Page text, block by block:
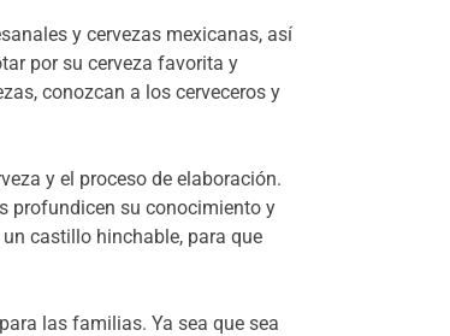
y cervezas mexicanas, así
por su cerveza favorita y
conozcan a los cerveceros y
y el proceso de elaboración.
profundicen su conocimiento y
castillo hinchable, para que
las familias. Ya sea que sea